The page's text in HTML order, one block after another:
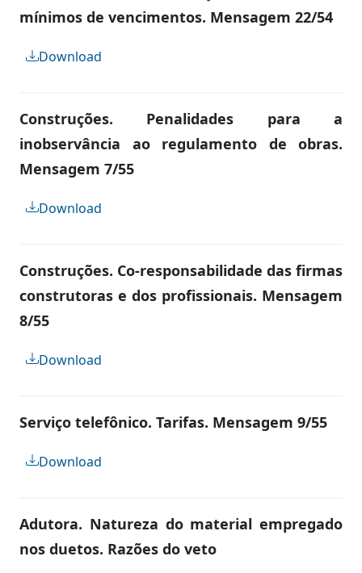
mínimos de vencimentos. Mensagem 22/54
Download
Construções. Penalidades para a
inobservância ao regulamento de obras.
Mensagem 7/55
Download
Construções. Co-responsabilidade das firmas
construtoras e dos profissionais. Mensagem
8/55
Download
Serviço telefônico. Tarifas. Mensagem 9/55
Download
Adutora. Natureza do material empregado
nos duetos. Razões do veto